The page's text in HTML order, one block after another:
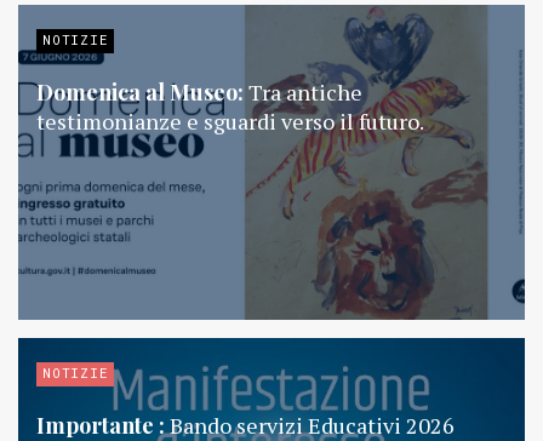
NOTIZIE
Domenica al Museo: Tra antiche
testimonianze e sguardi verso il futuro.
NOTIZIE
Importante :Bando servizi Educativi 2026